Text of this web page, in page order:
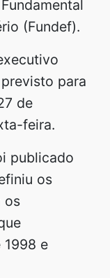
(Fundef).
para
de
feira.
publicado
os
os
1998 e